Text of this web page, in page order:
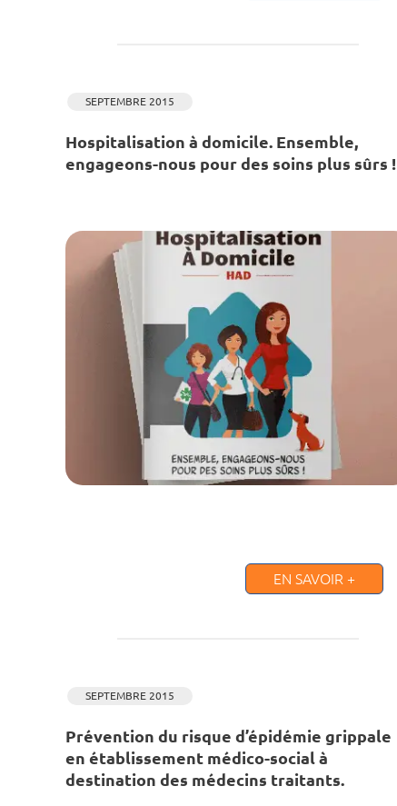
SEPTEMBRE 2015
Hospitalisation à domicile. Ensemble,
engageons-nous pour des soins plus sûrs !
EN SAVOIR +
SEPTEMBRE 2015
Prévention du risque d’épidémie grippale
en établissement médico-social à
destination des médecins traitants.